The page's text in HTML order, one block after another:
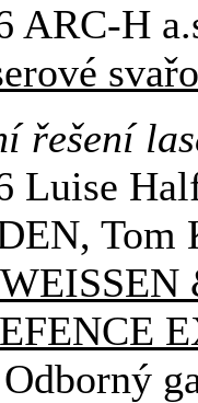
ARC-H
řešení
Luise
Tom
Odborný